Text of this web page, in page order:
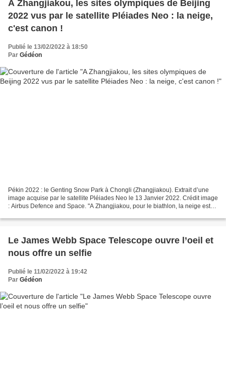
A Zhangjiakou, les sites olympiques de Beijing
2022 vus par le satellite Pléiades Neo : la neige,
c'est canon !
Publié le 13/02/2022 à 18:50
Par Gédéon
Pékin 2022 : le Genting Snow Park à Chongli (Zhangjiakou). Extrait d’une
image acquise par le satellite Pléiades Neo le 13 Janvier 2022. Crédit image
: Airbus Defence and Space. "A Zhangjiakou, pour le biathlon, la neige est
Le James Webb Space Telescope ouvre l’oeil et
nous offre un selfie
Publié le 11/02/2022 à 19:42
Par Gédéon